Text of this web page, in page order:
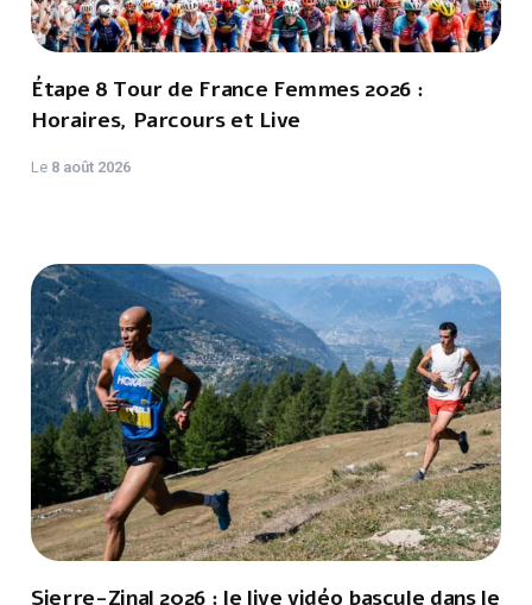
Étape 8 Tour de France Femmes 2026 :
Horaires, Parcours et Live
Le 8 août 2026
Sierre-Zinal 2026 : le live vidéo bascule dans le